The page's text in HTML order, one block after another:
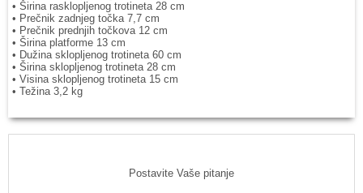
• Širina rasklopljenog trotineta 28 cm
• Prečnik zadnjeg točka 7,7 cm
• Prečnik prednjih točkova 12 cm
• Širina platforme 13 cm
• Dužina sklopljenog trotineta 60 cm
• Širina sklopljenog trotineta 28 cm
• Visina sklopljenog trotineta 15 cm
• Težina 3,2 kg
Postavite Vaše pitanje